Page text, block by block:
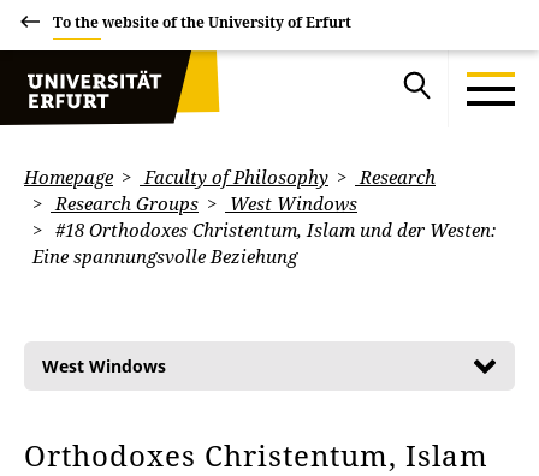
To the website of the University of Erfurt
Homepage Faculty of Philosophy
Research
Research Groups
West Windows
#18 Orthodoxes Christentum, Islam und der Westen:
Eine spannungsvolle Beziehung
West Windows
Orthodoxes Christentum, Islam